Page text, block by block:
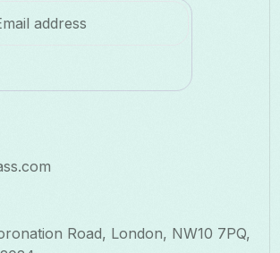
Road, London, NW10 7PQ,